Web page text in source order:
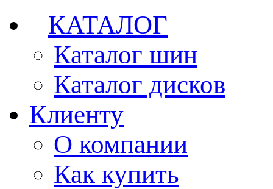
КАТАЛОГ
Каталог шин
Каталог дисков
Клиенту
О компании
Как купить